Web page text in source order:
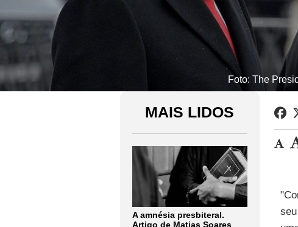
Foto: The
MAIS LIDOS
A amnésia presbiteral.
Artigo de Matias Soares
seu